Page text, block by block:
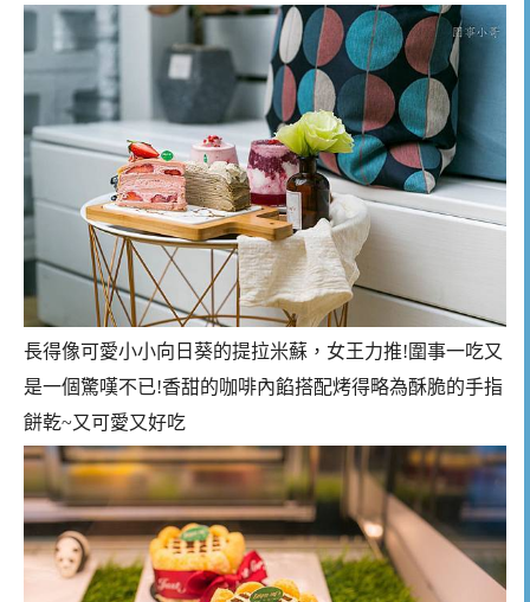
長得像可愛小小向日葵的提拉米蘇，女王力推!圍事一吃又
是一個驚嘆不已!香甜的咖啡內餡搭配烤得略為酥脆的手指
餅乾~又可愛又好吃